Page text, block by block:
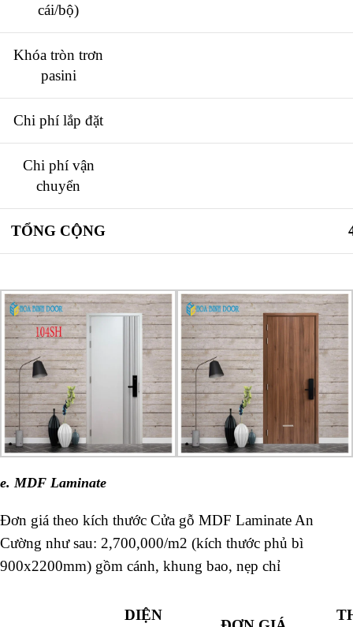
cái/bộ)
Khóa tròn trơn
pasini
Chi phí lắp đặt
Chi phí vận
chuyển
TỔNG CỘNG
e. MDF Laminate
Đơn giá theo kích thước Cửa gỗ MDF Laminate An
Cường như sau: 2,700,000/m2 (kích thước phủ bì
900x2200mm) gồm cánh, khung bao, nẹp chỉ
DIỆN